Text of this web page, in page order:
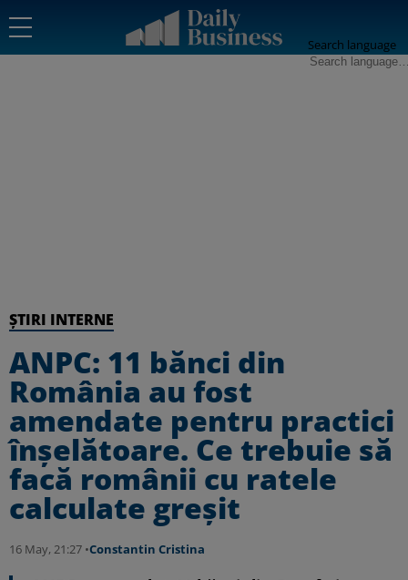
Search language
ȘTIRI INTERNE
ANPC: 11 bănci din
România au fost
amendate pentru practici
înșelătoare. Ce trebuie să
facă românii cu ratele
calculate greșit
16 May, 21:27 •Constantin Cristina